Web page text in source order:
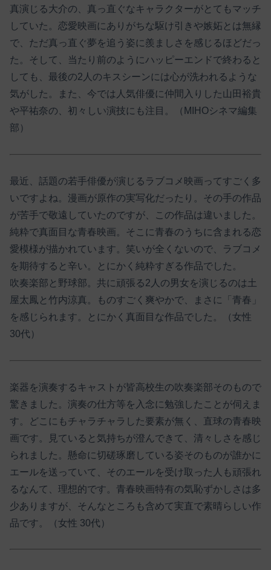
真演じる大介の、真っ直ぐなキャラクターがとてもマッチ
していた。恋愛映画にありがちな駆け引きや嫉妬とは無縁
で、ただ真っ直ぐ夢を追う姿に羨ましさを感じるほどだっ
た。そして、当たり前のようにハッピーエンドで終わると
しても、最後の2人のキスシーンには心が洗われるような
気がした。また、今では人気俳優に仲間入りした山田裕貴
や平祐奈の、初々しい演技にも注目。（MIHOシネマ編集
部）
最近、話題の若手俳優が演じるラブコメ映画ってすごく多
いですよね。漫画が原作の実写化だったり。その手の作品
が苦手で敬遠していたのですが、この作品は違いました。
純粋で真面目な青春映画。そこに青春のうちに含まれる恋
愛模様が描かれています。笑いが全くないので、ラブコメ
を期待すると辛い。とにかく純粋すぎる作品でした。
吹奏楽部と野球部。共に頑張る2人の男女を演じるのは土
屋太鳳と竹内涼真。ものすごく爽やかで、まさに「青春」
を感じられます。とにかく真面目な作品でした。（女性
30代）
楽器を演奏するキャストが皆高校生の吹奏楽部そのもので
驚きました。演奏の仕方等を入念に勉強したことが伺えま
す。どこにもチャラチャラした要素が無く、直球の青春映
画です。見ていると気持ちが澄んできて、清々しさを感じ
られました。懸命に切磋琢磨している姿そのものが誰かに
エールを送っていて、そのエールを受け取った人も頑張れ
るなんて、理想的です。青春映画特有の気恥ずかしさは多
少ありますが、そんなところも含めて実直で素晴らしい作
品です。（女性 30代）